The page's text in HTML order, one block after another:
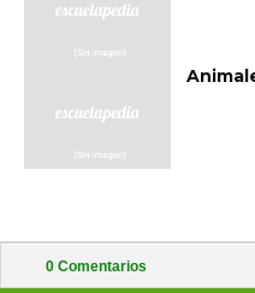
0 Comentarios